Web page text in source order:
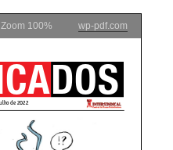
Zoom 100% wp-pdf.com